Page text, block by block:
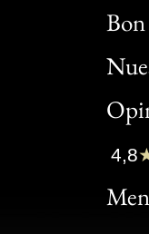
Bon
Clic
Bon
4,8